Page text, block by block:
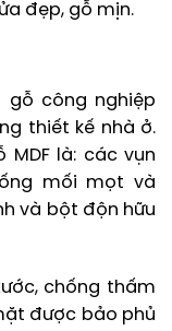
đẹp, gỗ mịn.
gỗ công nghiệp
thiết kế nhà ở.
MDF là: các vụn
mối mọt và
và bột độn hữu
chống thấm
được bảo phủ